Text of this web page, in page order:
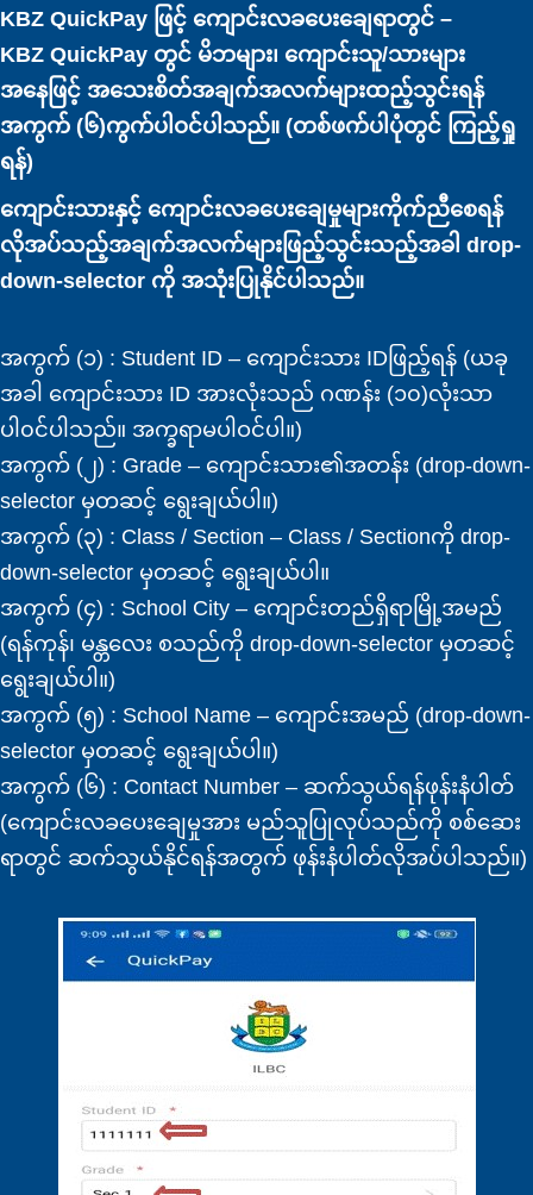
KBZ QuickPay ဖြင့် ကျောင်းလခပေးချေရာတွင် –
KBZ QuickPay တွင် မိဘများ၊ ကျောင်းသူ/သားများ
အနေဖြင့် အသေးစိတ်အချက်အလက်များထည့်သွင်းရန်
အကွက် (၆)ကွက်ပါဝင်ပါသည်။ (တစ်ဖက်ပါပုံတွင် ကြည့်ရှု
ရန်)
ကျောင်းသားနှင့် ကျောင်းလခပေးချေမှုများကိုက်ညီစေရန်
လိုအပ်သည့်အချက်အလက်များဖြည့်သွင်းသည့်အခါ drop-
down-selector ကို အသုံးပြုနိုင်ပါသည်။
အကွက် (၁) : Student ID – ကျောင်းသား IDဖြည့်ရန် (ယခု
အခါ ကျောင်းသား ID အားလုံးသည် ဂဏန်း (၁၀)လုံးသာ
ပါ၀င်ပါသည်။ အက္ခရာမပါဝင်ပါ။)
အကွက် (၂) : Grade – ကျောင်းသား၏အတန်း (drop-down-
selector မှတဆင့် ရွေးချယ်ပါ။)
အကွက် (၃) : Class / Section – Class / Sectionကို drop-
down-selector မှတဆင့် ရွေးချယ်ပါ။
အကွက် (၄) : School City – ကျောင်းတည်ရှိရာမြို့အမည်
(ရန်ကုန်၊ မန္တလေး စသည်ကို drop-down-selector မှတဆင့်
ရွေးချယ်ပါ။)
အကွက် (၅) : School Name – ကျောင်းအမည် (drop-down-
selector မှတဆင့် ရွေးချယ်ပါ။)
အကွက် (၆) : Contact Number – ဆက်သွယ်ရန်ဖုန်းနံပါတ်
(ကျောင်းလခပေးချေမှုအား မည်သူပြုလုပ်သည်ကို စစ်ဆေး
ရာတွင် ဆက်သွယ်နိုင်ရန်အတွက် ဖုန်းနံပါတ်လိုအပ်ပါသည်။)